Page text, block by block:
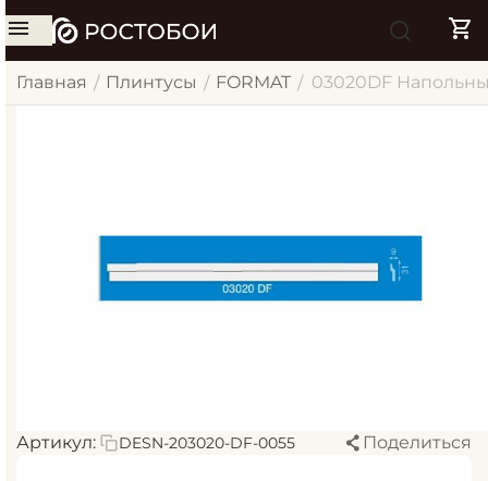
Главная / Плинтусы / FORMAT / 03020DF
Артикул: DESN-203020-DF-0055 Поделиться